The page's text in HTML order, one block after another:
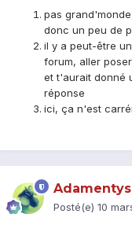
pas
donc un peu de
il y a peut-être
forum, aller
et t'aurait donné
réponse
ici, ça n'est
Adamentys
Posté(e) 10